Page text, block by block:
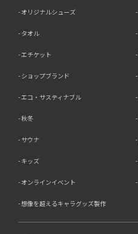
オリジナルシューズ
タオル
エチケット
ショップブランド
エコ・サスティナブル
秋冬
サウナ
キッズ
オンラインイベント
想像を超えるキャラグッズ製作